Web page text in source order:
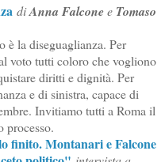
diAnna Falconee Tomaso
è la diseguaglianza. Per
voto tutti coloro che vogliono
diritti e dignità. Per
e di sinistra, capace di
Invitiamo tutti a Roma il
processo.
finito. Montanari e Falcone